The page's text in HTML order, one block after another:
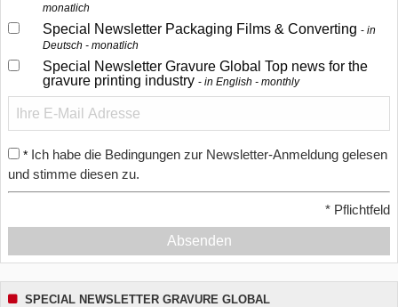
monatlich
Special Newsletter Packaging Films & Converting
in
Deutsch - monatlich
Special Newsletter Gravure Global Top news for the
gravure printing industry
in English - monthly
* Ich habe die Bedingungen zur Newsletter-Anmeldung gelesen
und stimme diesen zu.
* Pflichtfeld
Absenden
SPECIAL NEWSLETTER GRAVURE GLOBAL